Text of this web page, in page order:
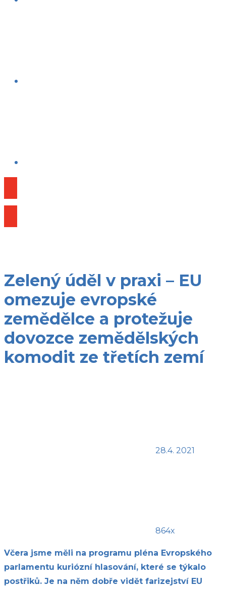
Publikace
Zelený úděl v praxi – EU
omezuje evropské
zemědělce a protežuje
dovozce zemědělských
komodit ze třetích zemí
28.4. 2021
864x
Včera jsme měli na programu pléna Evropského
parlamentu kuriózní hlasování, které se týkalo
postřiků. Je na něm dobře vidět farizejství EU